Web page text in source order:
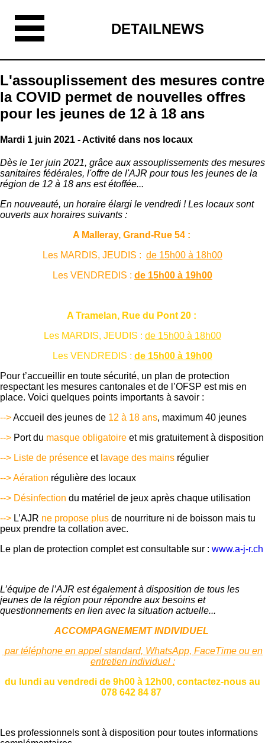
DETAILNEWS
L'assouplissement des mesures contre
la COVID permet de nouvelles offres
pour les jeunes de 12 à 18 ans
Mardi 1 juin 2021 - Activité dans nos locaux
Dès le 1er juin 2021, grâce aux assouplissements des mesures
sanitaires fédérales, l'offre de l'AJR pour tous les jeunes de la
région de 12 à 18 ans est étoffée...
En nouveauté, un horaire élargi le vendredi ! Les locaux sont
ouverts aux horaires suivants :
A Malleray, Grand-Rue 54 :
Les MARDIS, JEUDIS : de 15h00 à 18h00
Les VENDREDIS : de 15h00 à 19h00
A Tramelan, Rue du Pont 20 :
Les MARDIS, JEUDIS : de 15h00 à 18h00
Les VENDREDIS : de 15h00 à 19h00
Pour t’accueillir en toute sécurité, un plan de protection
respectant les mesures cantonales et de l’OFSP est mis en
place. Voici quelques points importants à savoir :
-->Accueil des jeunes de 12 à 18 ans, maximum 40 jeunes
--> Port du masque obligatoire et mis gratuitement à disposition
--> Liste de présence et lavage des mains régulier
--> Aération régulière des locaux
--> Désinfection du matériel de jeux après chaque utilisation
--> L’AJR ne propose plus de nourriture ni de boisson mais tu
peux prendre ta collation avec.
Le plan de protection complet est consultable sur : www.a-j-r.ch
L’équipe de l’AJR est également à disposition de tous les
jeunes de la région pourrépondre aux besoins et
questionnements en lien avec la situation actuelle...
ACCOMPAGNEMEMT INDIVIDUEL
partéléphone en appel standard, WhatsApp, FaceTime ou en
entretien individuel :
du lundi au vendredi de 9h00 à 12h00, contactez-nous au
078 642 84 87
Les professionnels sont à disposition pour toutes informations